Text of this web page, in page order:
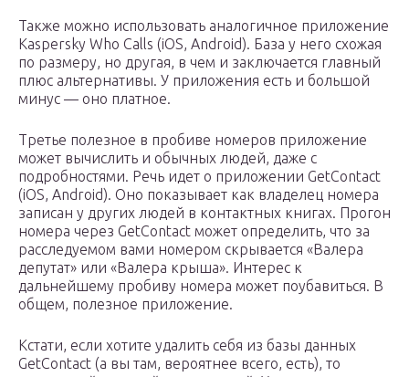
Также можно использовать аналогичное приложение
Kaspersky Who Calls (iOS, Android). База у него схожая
по размеру, но другая, в чем и заключается главный
плюс альтернативы. У приложения есть и большой
минус — оно платное.
Третье полезное в пробиве номеров приложение
может вычислить и обычных людей, даже с
подробностями. Речь идет о приложении GetContact
(iOS, Android). Оно показывает как владелец номера
записан у других людей в контактных книгах. Прогон
номера через GetContact может определить, что за
расследуемом вами номером скрывается «Валера
депутат» или «Валера крыша». Интерес к
дальнейшему пробиву номера может поубавиться. В
общем, полезное приложение.
Кстати, если хотите удалить себя из базы данных
GetContact (а вы там, вероятнее всего, есть), то